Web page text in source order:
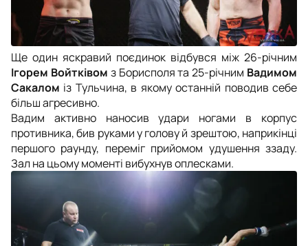
Ще один яскравий поєдинок відбувся між 26-річним
Ігорем Войтківом з Борисполя та 25-річним Вадимом
Сакалом із Тульчина, в якому останній поводив себе
більш агресивно.
Вадим активно наносив удари ногами в корпус
противника, бив руками у голову й зрештою, наприкінці
першого раунду, переміг прийомом удушення ззаду.
Зал на цьому моменті вибухнув оплесками.